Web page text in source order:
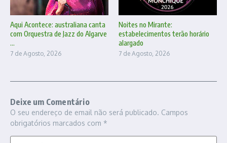
Aqui Acontece: australiana canta
com Orquestra de Jazz do Algarve
...
7 de Agosto, 2026
Noites no Mirante:
estabelecimentos terão horário
alargado
7 de Agosto, 2026
Deixe um Comentário
O seu endereço de email não será publicado. Campos
obrigatórios marcados com *